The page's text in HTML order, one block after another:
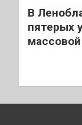
В
пятерых